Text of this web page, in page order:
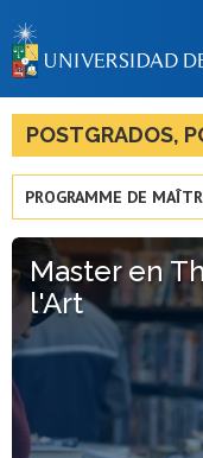
POSTGRADOS,
PROGRAMME DE
Master en
l'Art